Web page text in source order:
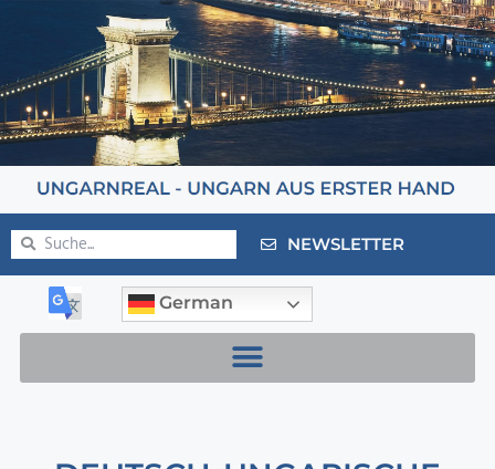
NEWSLETTER
German